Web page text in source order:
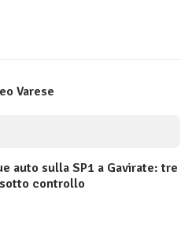
Varese
auto sulla SP1 a Gavirate: tre
controllo